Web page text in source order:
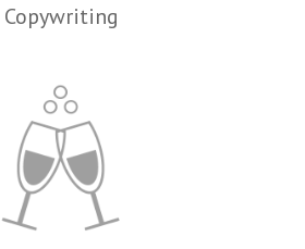
Copywriting